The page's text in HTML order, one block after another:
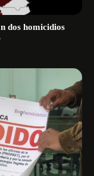
dos homicidios